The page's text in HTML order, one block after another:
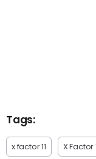
Tags:
x factor 11 X Factor